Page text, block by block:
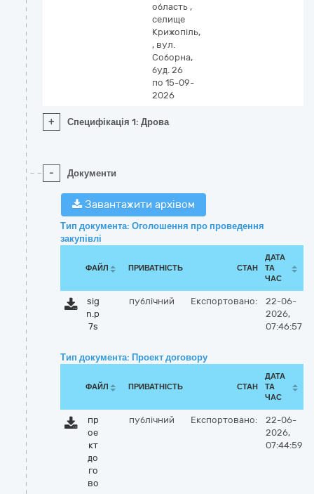
область ,
селище
Крижопіль,
, вул.
Соборна,
буд. 26
по 15-09-
2026
+ Специфікація 1: Дрова
- Документи
Завантажити архівом
Тип документа: Оголошення про проведення
закупівлі
ФАЙЛ ПРИВАТНІСТЬ СТАН
ДАТА
ТА
ЧАС
sig
n.p
7s
публічний Експортовано:
22-06-
2026,
07:46:57
Тип документа: Проект договору
ФАЙЛ ПРИВАТНІСТЬ СТАН
ДАТА
ТА
ЧАС
пр
ое
кт
до
го
во
публічний Експортовано:
22-06-
2026,
07:44:59